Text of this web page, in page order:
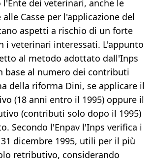
l'Ente dei veterinari, anche le
Casse per l'applicazione del
aspetti a rischio di un forte
i veterinari interessati. L'appunto
al metodo adottato dall'Inps
base al numero dei contributi
della riforma Dini, se applicare il
(18 anni entro il 1995) oppure il
(contributi solo dopo il 1995)
Secondo l'Enpav l'Inps verifica i
dicembre 1995, utili per il più
retributivo, considerando